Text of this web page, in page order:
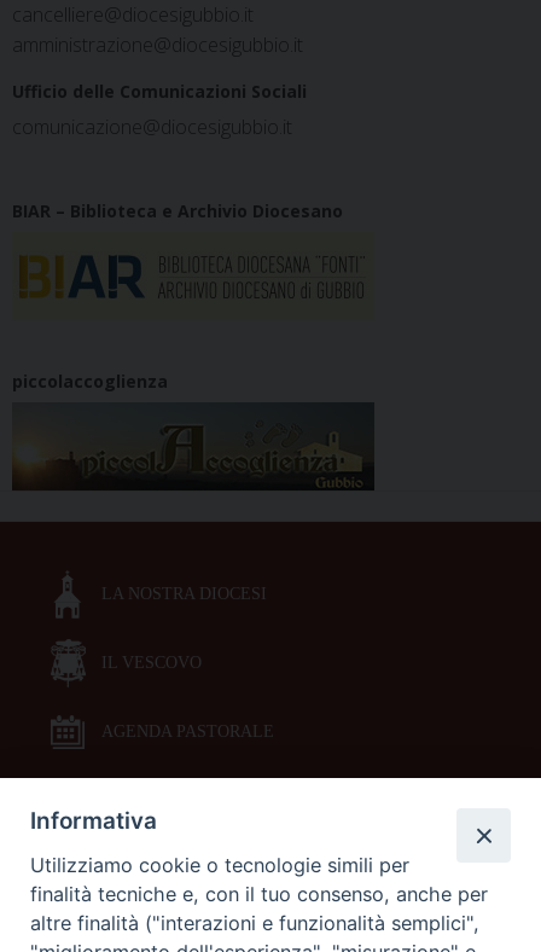
cancelliere@diocesigubbio.it
amministrazione@diocesigubbio.it
Ufficio delle Comunicazioni Sociali
comunicazione@diocesigubbio.it
BIAR – Biblioteca e Archivio Diocesano
piccolaccoglienza
LA NOSTRA DIOCESI
IL VESCOVO
AGENDA PASTORALE
DOCUMENTI PASTORALI
ORARI MESSE
Informativa
Utilizziamo cookie o tecnologie simili per
finalità tecniche e, con il tuo consenso, anche per
altre finalità ("interazioni e funzionalità semplici",